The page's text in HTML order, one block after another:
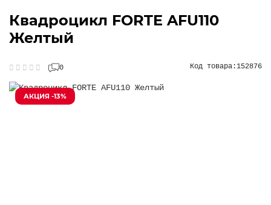
Квадроцикл FORTE AFU110
Желтый
0 Код товара:152876
АКЦИЯ -13%